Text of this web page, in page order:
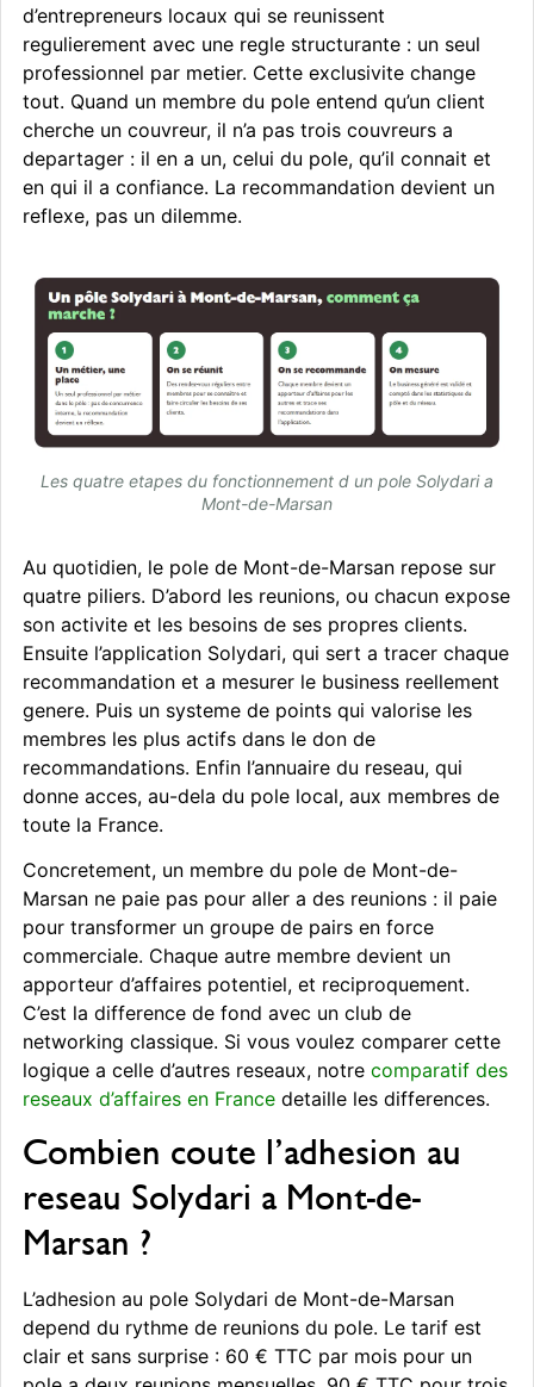
d’entrepreneurs locaux qui se reunissent
regulierement avec une regle structurante : un seul
professionnel par metier. Cette exclusivite change
tout. Quand un membre du pole entend qu’un client
cherche un couvreur, il n’a pas trois couvreurs a
departager : il en a un, celui du pole, qu’il connait et
en qui il a confiance. La recommandation devient un
reflexe, pas un dilemme.
Les quatre etapes du fonctionnement d un pole Solydari a
Mont-de-Marsan
Au quotidien, le pole de Mont-de-Marsan repose sur
quatre piliers. D’abord les reunions, ou chacun expose
son activite et les besoins de ses propres clients.
Ensuite l’application Solydari, qui sert a tracer chaque
recommandation et a mesurer le business reellement
genere. Puis un systeme de points qui valorise les
membres les plus actifs dans le don de
recommandations. Enfin l’annuaire du reseau, qui
donne acces, au-dela du pole local, aux membres de
toute la France.
Concretement, un membre du pole de Mont-de-
Marsan ne paie pas pour aller a des reunions : il paie
pour transformer un groupe de pairs en force
commerciale. Chaque autre membre devient un
apporteur d’affaires potentiel, et reciproquement.
C’est la difference de fond avec un club de
networking classique. Si vous voulez comparer cette
logique a celle d’autres reseaux, notre comparatif des
reseaux d’affaires en Francedetaille les differences.
Combien coute l’adhesion au
reseau Solydari a Mont-de-
Marsan ?
L’adhesion au pole Solydari de Mont-de-Marsan
depend du rythme de reunions du pole. Le tarif est
clair et sans surprise : 60 € TTC par mois pour un